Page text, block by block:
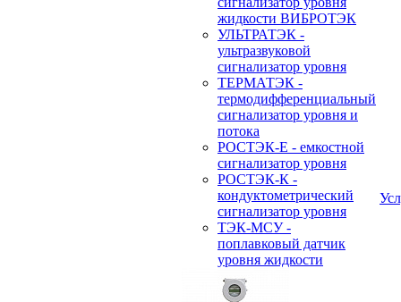
жидкости ВИБРОТЭК
УЛЬТРАТЭК -
ультразвуковой
сигнализатор уровня
ТЕРМАТЭК -
термодифференциальный
сигнализатор уровня и
потока
РОСТЭК-Е - емкостной
сигнализатор уровня
РОСТЭК-К -
кондуктометрический
сигнализатор уровня
ТЭК-МСУ -
поплавковый датчик
уровня жидкости